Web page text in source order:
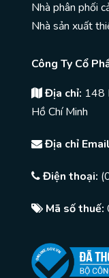
Nhà phân phối
Nhà sản xuất
Công Ty Cổ
Địa chỉ: 148
Hồ Chí Minh
Địa chỉ
Điện thoại:
Mã số thuế: